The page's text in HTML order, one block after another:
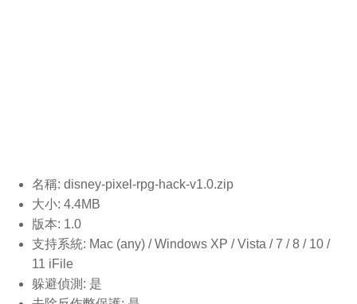
名稱: disney-pixel-rpg-hack-v1.0.zip
大小: 4.4MB
版本: 1.0
支持系統: Mac (any) / Windows XP / Vista / 7 / 8 / 10 /
11 iFile
躲避偵測: 是